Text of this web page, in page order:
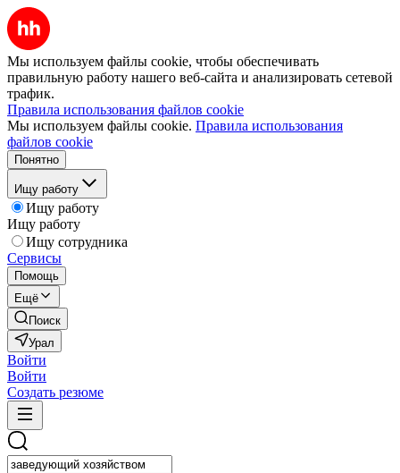
Мы используем файлы cookie, чтобы обеспечивать
правильную работу нашего веб-сайта и анализировать сетевой
трафик.
Правила использования файлов cookie
Мы используем файлы cookie. Правила использования
файлов cookie
Понятно
Ищу работу
Ищу работу
Ищу работу
Ищу сотрудника
Сервисы
Помощь
Ещё
Поиск
Урал
Войти
Войти
Создать резюме